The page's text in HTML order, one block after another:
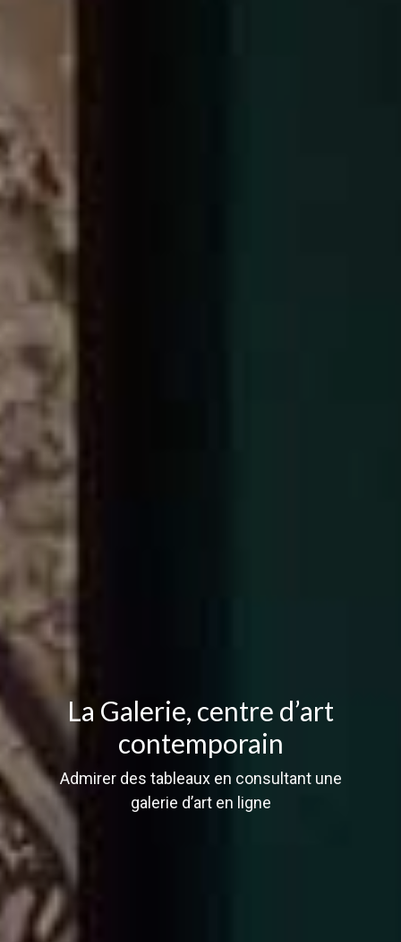
La Galerie, centre d’art
contemporain
Admirer des tableaux en consultant une
galerie d’art en ligne